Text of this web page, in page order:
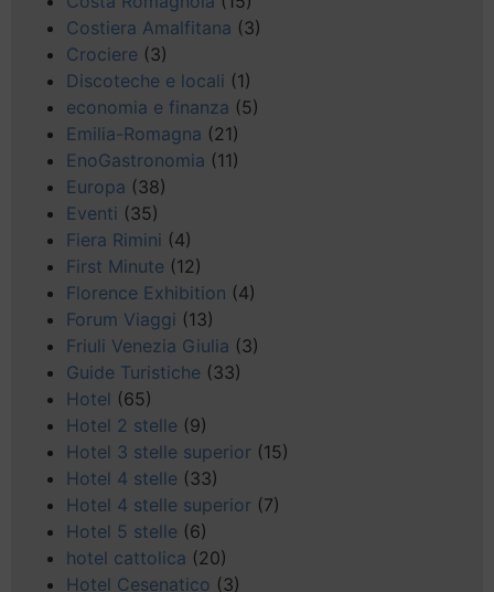
Costiera Amalfitana (3)
Crociere (3)
Discoteche e locali (1)
economia e finanza (5)
Emilia-Romagna (21)
EnoGastronomia (11)
Europa (38)
Eventi (35)
Fiera Rimini (4)
First Minute (12)
Florence Exhibition (4)
Forum Viaggi (13)
Friuli Venezia Giulia (3)
Guide Turistiche (33)
Hotel (65)
Hotel 2 stelle (9)
Hotel 3 stelle superior (15)
Hotel 4 stelle (33)
Hotel 4 stelle superior (7)
Hotel 5 stelle (6)
hotel cattolica (20)
Hotel Cesenatico (3)